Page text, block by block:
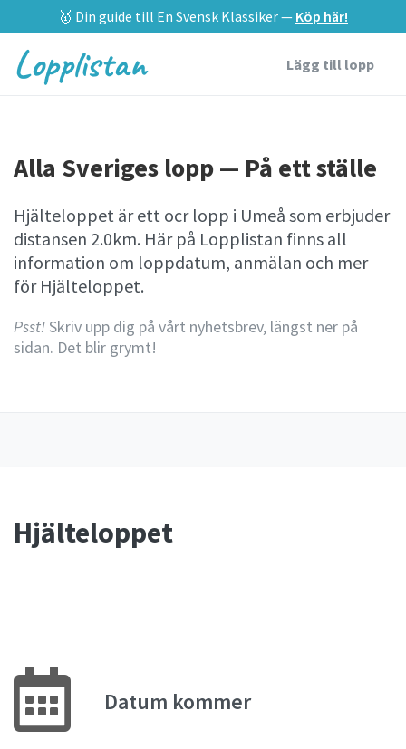
🥇 Din guide till En Svensk Klassiker — Köp här!
Lopplistan Lägg till lopp
Alla Sveriges lopp — På ett ställe
Hjälteloppet är ett ocr lopp i Umeå som erbjuder
distansen 2.0km. Här på Lopplistan finns all
information om loppdatum, anmälan och mer
för Hjälteloppet.
Psst!Skriv upp dig på vårt nyhetsbrev, längst ner på
sidan. Det blir grymt!
Hjälteloppet
Datum kommer